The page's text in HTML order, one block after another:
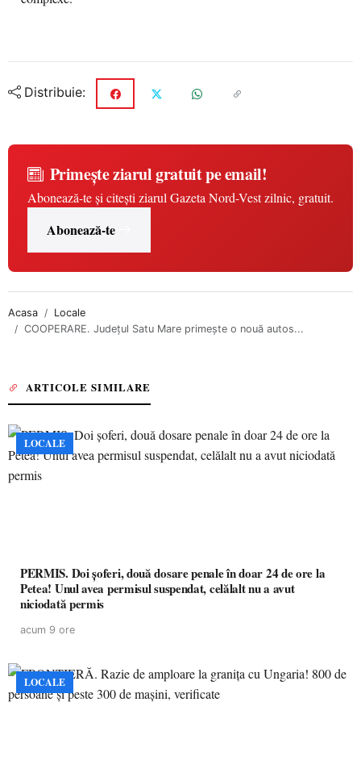
Distribuie:
Primește ziarul gratuit pe email!
Abonează-te și citești ziarul Gazeta Nord-Vest zilnic, gratuit.
Abonează-te
Acasa
Locale
COOPERARE. Județul Satu Mare primește o nouă autos...
ARTICOLE SIMILARE
LOCALE
PERMIS. Doi șoferi, două dosare penale în doar 24 de ore la
Petea! Unul avea permisul suspendat, celălalt nu a avut
niciodată permis
acum 9 ore
LOCALE